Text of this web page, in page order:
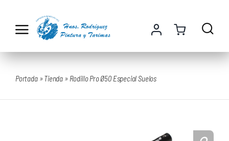
contenido
Portada»Tienda » Rodillo Pro Ø50 Especial Suelos